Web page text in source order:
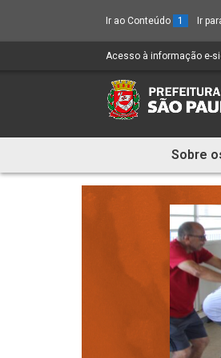
Ir ao Conteúdo 1 Ir
Acesso à informação e-
e
Sobre